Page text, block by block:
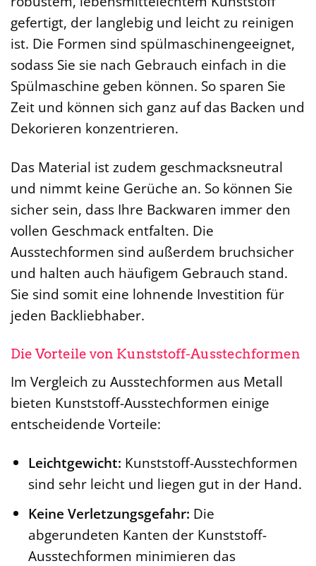
gefertigt, der langlebig und leicht zu reinigen
ist. Die Formen sind spülmaschinengeeignet,
sodass Sie sie nach Gebrauch einfach in die
Spülmaschine geben können. So sparen Sie
Zeit und können sich ganz auf das Backen und
Dekorieren konzentrieren.
Das Material ist zudem geschmacksneutral
und nimmt keine Gerüche an. So können Sie
sicher sein, dass Ihre Backwaren immer den
vollen Geschmack entfalten. Die
Ausstechformen sind außerdem bruchsicher
und halten auch häufigem Gebrauch stand.
Sie sind somit eine lohnende Investition für
jeden Backliebhaber.
Die Vorteile von Kunststoff-Ausstechformen
Im Vergleich zu Ausstechformen aus Metall
bieten Kunststoff-Ausstechformen einige
entscheidende Vorteile:
Leichtgewicht: Kunststoff-Ausstechformen
sind sehr leicht und liegen gut in der Hand.
Keine Verletzungsgefahr: Die
abgerundeten Kanten der Kunststoff-
Ausstechformen minimieren das